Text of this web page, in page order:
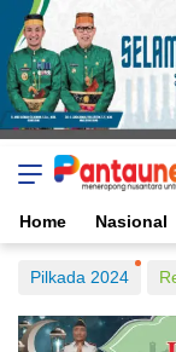
Home Nasional
Pilkada 2024